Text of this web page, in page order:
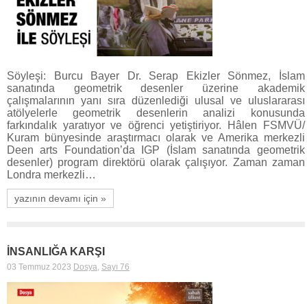
Söyleşi: Burcu Bayer Dr. Serap Ekizler Sönmez, İslam
sanatında geometrik desenler üzerine akademik
çalışmalarının yanı sıra düzenlediği ulusal ve uluslararası
atölyelerle geometrik desenlerin analizi konusunda
farkındalık yaratıyor ve öğrenci yetiştiriyor. Hâlen FSMVÜ/
Kuram bünyesinde araştırmacı olarak ve Amerika merkezli
Deen arts Foundation’da IGP (İslam sanatında geometrik
desenler) program direktörü olarak çalışıyor. Zaman zaman
Londra merkezli…
yazının devamı için »
İNSANLIĞA KARŞI
03 Temmuz 2023 Dosya, Sayı 76